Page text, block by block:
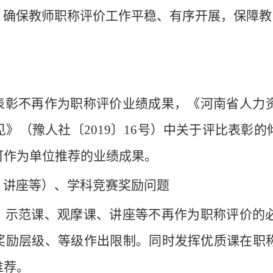
保教师职称评价工作平稳、有序开展，保障
彰不再作为职称评价业绩成果，
《河南省人
》（豫人社〔2019〕 16号）中关于评比表彰的
作为单位推荐的业绩成果。
座等）、学科竞赛奖励问题
范课、观摩课、讲座等不再作为职称评价的
励层级、 等级作出 限制 。同时发挥优质课在职
。